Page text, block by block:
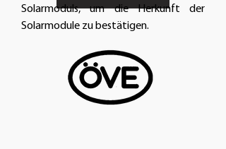
Solarmoduls, um die Herkunft der
Solarmodule zu bestätigen.